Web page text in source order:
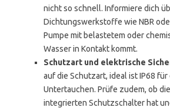
nicht so schnell. Informiere dich
Dichtungswerkstoffe wie NBR
Pumpe mit belastetem oder
Wasser in Kontakt kommt.
Schutzart und elektrische
auf die Schutzart, ideal ist IP68
Untertauchen. Prüfe zudem, ob
integrierten Schutzschalter hat